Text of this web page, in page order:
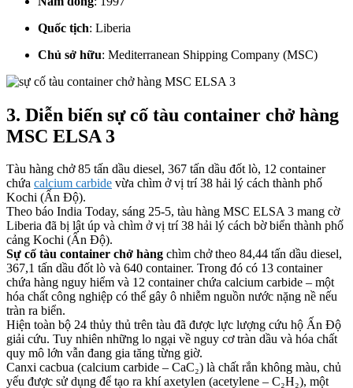
Quốc tịch: Liberia
Chủ sở hữu: Mediterranean Shipping Company (MSC)
3. Diễn biến sự cố tàu container chở hàng
MSC ELSA 3
Tàu hàng chở 85 tấn dầu diesel, 367 tấn dầu đốt lò, 12 container
chứa calcium carbide vừa chìm ở vị trí 38 hải lý cách thành phố
Kochi (Ấn Độ).
Theo báo India Today, sáng 25-5, tàu hàng MSC ELSA 3 mang cờ
Liberia đã bị lật úp và chìm ở vị trí 38 hải lý cách bờ biển thành phố
cảng Kochi (Ấn Độ).
Sự cố tàu container chở hàng chìm chở theo 84,44 tấn dầu diesel,
367,1 tấn dầu đốt lò và 640 container. Trong đó có 13 container
chứa hàng nguy hiểm và 12 container chứa calcium carbide – một
hóa chất công nghiệp có thể gây ô nhiễm nguồn nước nặng nề nếu
tràn ra biển.
Hiện toàn bộ 24 thủy thủ trên tàu đã được lực lượng cứu hộ Ấn Độ
giải cứu. Tuy nhiên những lo ngại về nguy cơ tràn dầu và hóa chất
quy mô lớn vẫn đang gia tăng từng giờ.
Canxi cacbua (calcium carbide – CaC₂) là chất rắn không màu, chủ
yếu được sử dụng để tạo ra khí axetylen (acetylene – C₂H₂), một